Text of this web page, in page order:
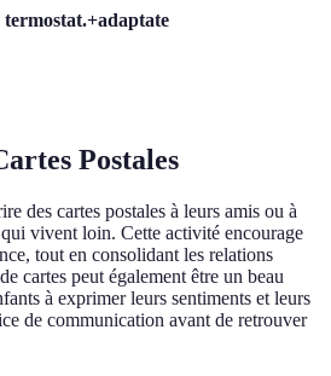
Postales
des cartes postales à leurs amis ou à
vivent loin. Cette activité encourage
tout en consolidant les relations
cartes peut également être un beau
à exprimer leurs sentiments et leurs
de communication avant de retrouver